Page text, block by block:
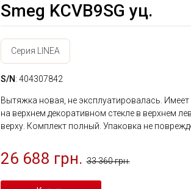
Smeg KCVB9SG уц.
Серия LINEA
S/N: 404307842
Вытяжка новая, не эксплуатировалась. Имеет
на верхнем декоративном стекле в верхнем
верху. Комплект полный. Упаковка не
26 688 грн. 33 360 грн.